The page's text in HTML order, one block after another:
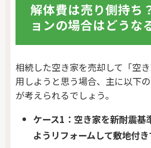
解体費は売り側持ち
ョンの場合はどうな
相続した空き家を売却して「空
用しようと思う場合、主に以下
が考えられるでしょう。
ケース1：空き家を新耐震基
ようリフォームして敷地付